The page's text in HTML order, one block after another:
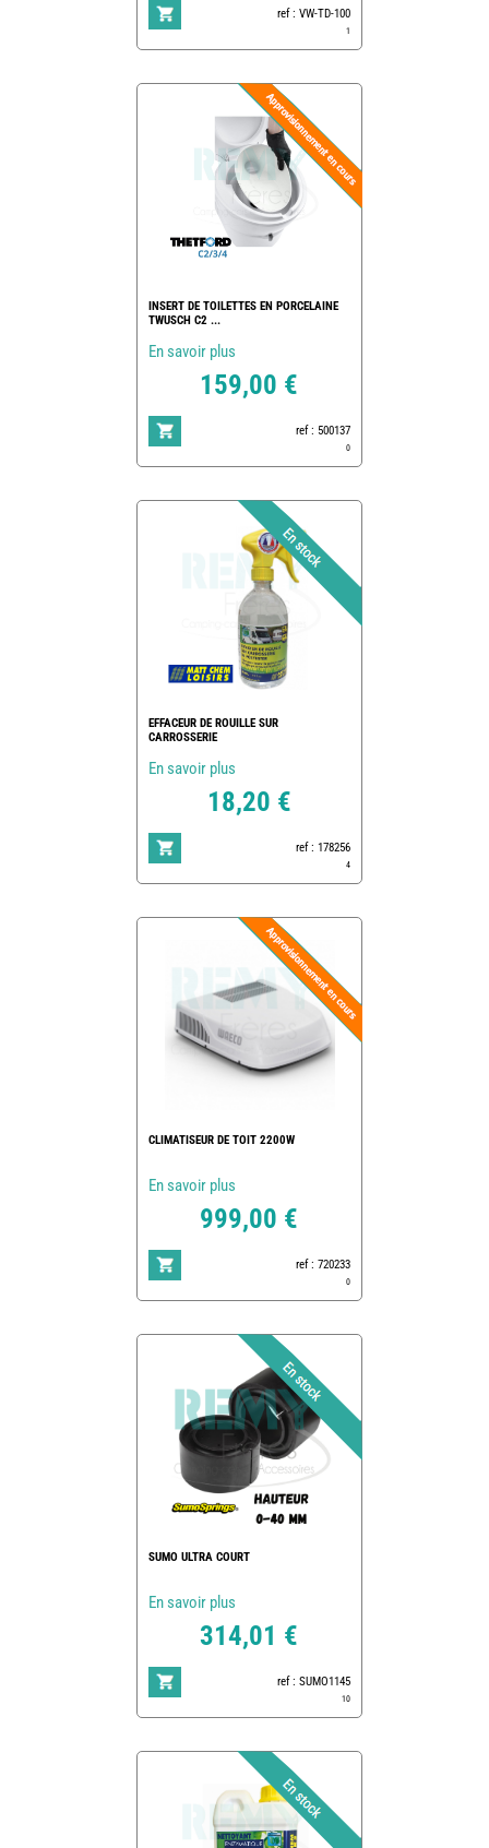
ref : VW-TD-100
1
INSERT DE TOILETTES EN PORCELAINE
TWUSCH C2 ...
En savoir plus
159,00 €
ref : 500137
0
EFFACEUR DE ROUILLE SUR
CARROSSERIE
En savoir plus
18,20 €
ref : 178256
4
CLIMATISEUR DE TOIT 2200W
En savoir plus
999,00 €
ref : 720233
0
SUMO ULTRA COURT
En savoir plus
314,01 €
ref : SUMO1145
10